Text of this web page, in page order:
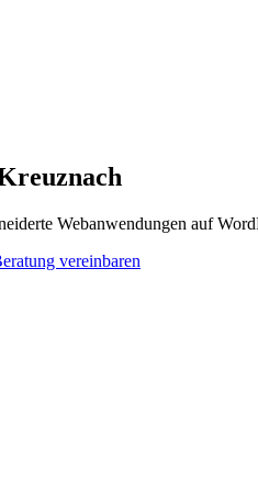
Webanwendungen auf
vereinbaren